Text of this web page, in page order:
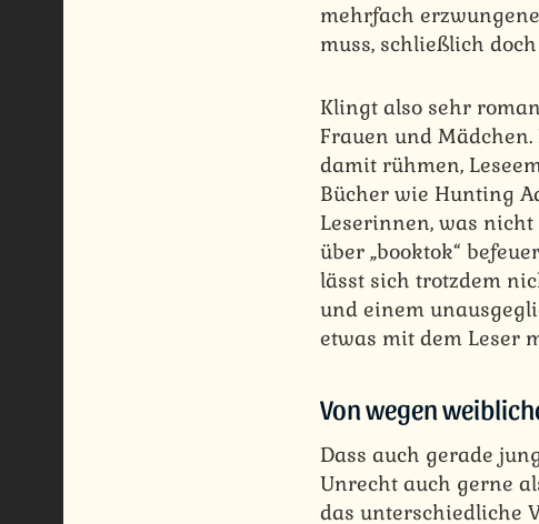
mehrfach
muss, schließlich
Klingt also sehr
Frauen und
damit rühmen,
Bücher wie Hunting
Leserinnen, was
über „booktok“
lässt sich trotzdem
und einem
etwas mit dem Leser
Von wegen
Dass auch gerade
Unrecht auch gerne
das unterschiedliche